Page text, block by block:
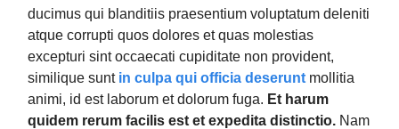
ducimus qui blanditiis praesentium voluptatum deleniti
atque corrupti quos dolores et quas molestias
excepturi sint occaecati cupiditate non provident,
similique sunt in culpa qui officia deserunt mollitia
animi, id est laborum et dolorum fuga. Et harum
quidem rerum facilis est et expedita distinctio. Nam